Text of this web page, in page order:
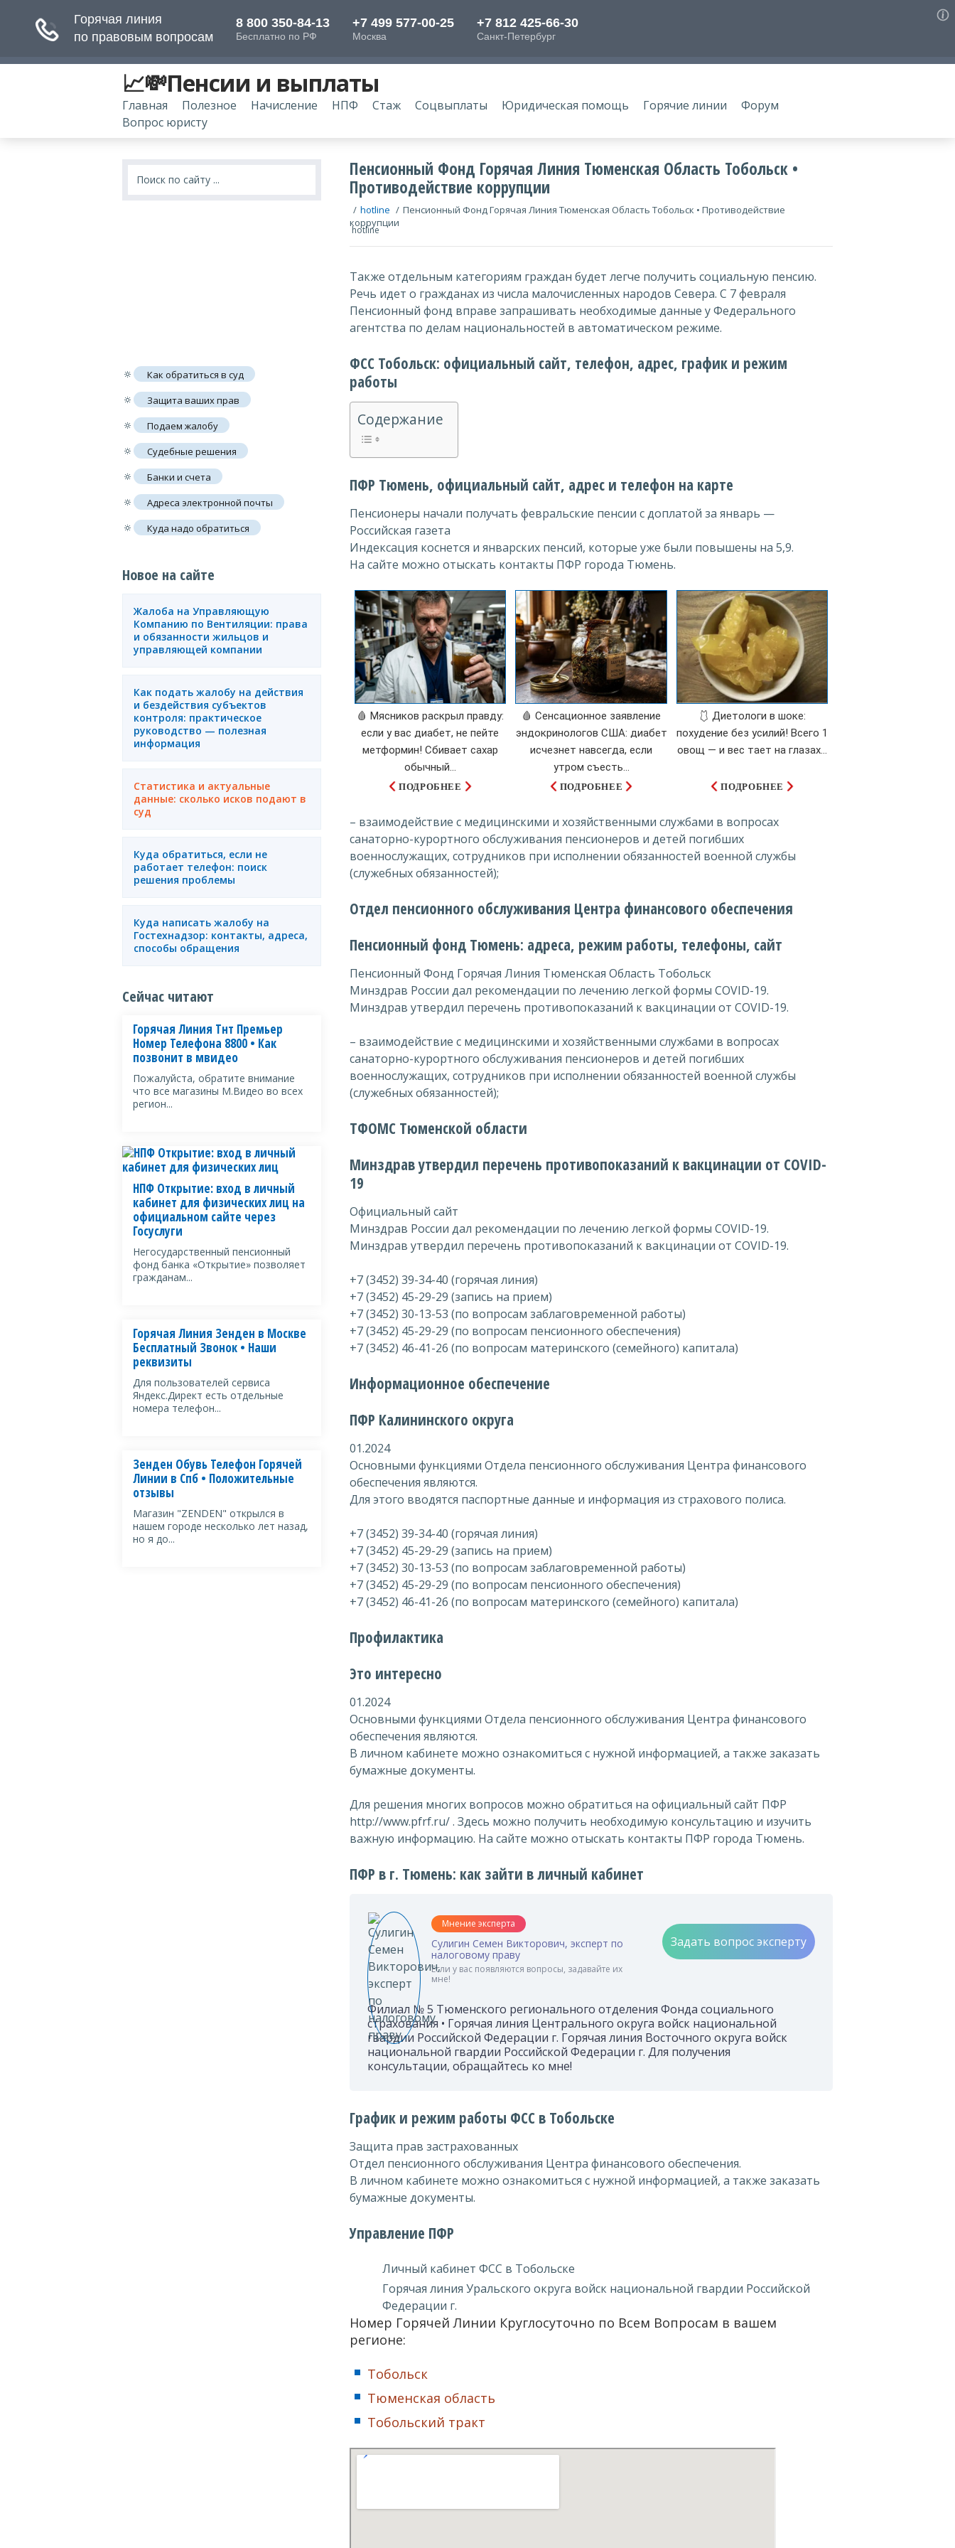
📈💸Пенсии и выплаты
Главная Полезное Начисление НПФ Стаж Соцвыплаты Юридическая помощь Горячие линии
Форум
Вопрос юристу
Пенсионный Фонд Горячая Линия Тюменская Область Тобольск •
Противодействие коррупции
/ hotline / Пенсионный Фонд Горячая Линия Тюменская Область Тобольск • Противодействие
коррупции
hotline
Также отдельным категориям граждан будет легче получить социальную пенсию.
Речь идет о гражданах из числа малочисленных народов Севера. С 7 февраля
Пенсионный фонд вправе запрашивать необходимые данные у Федерального
агентства по делам национальностей в автоматическом режиме.
ФСС Тобольск: официальный сайт, телефон, адрес, график и режим
работы
Содержание
ПФР Тюмень, официальный сайт, адрес и телефон на карте
Пенсионеры начали получать февральские пенсии с доплатой за январь —
Российская газета
Индексация коснется и январских пенсий, которые уже были повышены на 5,9.
На сайте можно отыскать контакты ПФР города Тюмень.
🩸 Мясников раскрыл правду:
если у вас диабет, не пейте
метформин! Сбивает сахар
обычный...
ПОДРОБНЕЕ
🩸 Сенсационное заявление
эндокринологов США: диабет
исчезнет навсегда, если
утром съесть...
ПОДРОБНЕЕ
🩱 Диетологи в шоке:
похудение без усилий! Всего 1
овощ — и вес тает на глазах…
ПОДРОБНЕЕ
– взаимодействие с медицинскими и хозяйственными службами в вопросах
санаторно-курортного обслуживания пенсионеров и детей погибших
военнослужащих, сотрудников при исполнении обязанностей военной службы
(служебных обязанностей);
Отдел пенсионного обслуживания Центра финансового обеспечения
Пенсионный фонд Тюмень: адреса, режим работы, телефоны, сайт
Пенсионный Фонд Горячая Линия Тюменская Область Тобольск
Минздрав России дал рекомендации по лечению легкой формы COVID-19.
Минздрав утвердил перечень противопоказаний к вакцинации от COVID-19.
– взаимодействие с медицинскими и хозяйственными службами в вопросах
санаторно-курортного обслуживания пенсионеров и детей погибших
военнослужащих, сотрудников при исполнении обязанностей военной службы
(служебных обязанностей);
ТФОМС Тюменской области
Минздрав утвердил перечень противопоказаний к вакцинации от COVID-
19
Официальный сайт
Минздрав России дал рекомендации по лечению легкой формы COVID-19.
Минздрав утвердил перечень противопоказаний к вакцинации от COVID-19.
+7 (3452) 39-34-40 (горячая линия)
+7 (3452) 45-29-29 (запись на прием)
+7 (3452) 30-13-53 (по вопросам заблаговременной работы)
+7 (3452) 45-29-29 (по вопросам пенсионного обеспечения)
+7 (3452) 46-41-26 (по вопросам материнского (семейного) капитала)
Информационное обеспечение
ПФР Калининского округа
01.2024
Основными функциями Отдела пенсионного обслуживания Центра финансового
обеспечения являются.
Для этого вводятся паспортные данные и информация из страхового полиса.
+7 (3452) 39-34-40 (горячая линия)
+7 (3452) 45-29-29 (запись на прием)
+7 (3452) 30-13-53 (по вопросам заблаговременной работы)
+7 (3452) 45-29-29 (по вопросам пенсионного обеспечения)
+7 (3452) 46-41-26 (по вопросам материнского (семейного) капитала)
Профилактика
Это интересно
01.2024
Основными функциями Отдела пенсионного обслуживания Центра финансового
обеспечения являются.
В личном кабинете можно ознакомиться с нужной информацией, а также заказать
бумажные документы.
Для решения многих вопросов можно обратиться на официальный сайт ПФР
http://www.pfrf.ru/ . Здесь можно получить необходимую консультацию и изучить
важную информацию. На сайте можно отыскать контакты ПФР города Тюмень.
ПФР в г. Тюмень: как зайти в личный кабинет
Мнение эксперта
Сулигин Семен Викторович, эксперт по
налоговому праву
Если у вас появляются вопросы, задавайте их
мне!
Задать вопрос эксперту
Филиал № 5 Тюменского регионального отделения Фонда социального
страхования • Горячая линия Центрального округа войск национальной
гвардии Российской Федерации г. Горячая линия Восточного округа войск
национальной гвардии Российской Федерации г. Для получения
консультации, обращайтесь ко мне!
График и режим работы ФСС в Тобольске
Защита прав застрахованных
Отдел пенсионного обслуживания Центра финансового обеспечения.
В личном кабинете можно ознакомиться с нужной информацией, а также заказать
бумажные документы.
Управление ПФР
Личный кабинет ФСС в Тобольске
Горячая линия Уральского округа войск национальной гвардии Российской
Федерации г.
Номер Горячей Линии Круглосуточно по Всем Вопросам в вашем
регионе:
Тобольск
Тюменская область
Тобольский тракт
🔅 Как обратиться в суд
🔅 Защита ваших прав
🔅 Подаем жалобу
🔅 Судебные решения
🔅 Банки и счета
🔅 Адреса электронной почты
🔅 Куда надо обратиться
Новое на сайте
Жалоба на Управляющую
Компанию по Вентиляции: права
и обязанности жильцов и
управляющей компании
Как подать жалобу на действия
и бездействия субъектов
контроля: практическое
руководство — полезная
информация
Статистика и актуальные
данные: сколько исков подают в
суд
Куда обратиться, если не
работает телефон: поиск
решения проблемы
Куда написать жалобу на
Гостехнадзор: контакты, адреса,
способы обращения
Сейчас читают
Горячая Линия Тнт Премьер
Номер Телефона 8800 • Как
позвонит в мвидео
Пожалуйста, обратите внимание
что все магазины М.Видео во всех
регион...
НПФ Открытие: вход в личный
кабинет для физических лиц на
официальном сайте через
Госуслуги
Негосударственный пенсионный
фонд банка «Открытие» позволяет
гражданам...
Горячая Линия Зенден в Москве
Бесплатный Звонок • Наши
реквизиты
Для пользователей сервиса
Яндекс.Директ есть отдельные
номера телефон...
Зенден Обувь Телефон Горячей
Линии в Спб • Положительные
отзывы
Магазин "ZENDEN" открылся в
нашем городе несколько лет назад,
но я до...